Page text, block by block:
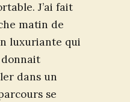
J’ai fait
matin de
luxuriante qui
dans un
se